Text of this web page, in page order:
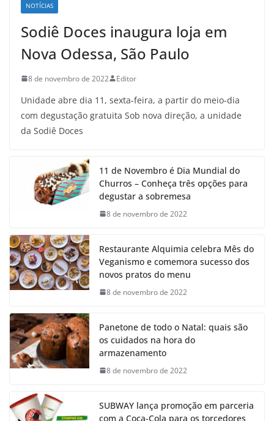
NOTÍCIAS
Sodiê Doces inaugura loja em
Nova Odessa, São Paulo
8 de novembro de 2022 Editor
Unidade abre dia 11, sexta-feira, a partir do meio-dia
com degustação gratuita Sob nova direção, a unidade
da Sodiê Doces
11 de Novembro é Dia Mundial do
Churros – Conheça três opções para
degustar a sobremesa
8 de novembro de 2022
Restaurante Alquimia celebra Mês do
Veganismo e comemora sucesso dos
novos pratos do menu
8 de novembro de 2022
Panetone de todo o Natal: quais são
os cuidados na hora do
armazenamento
8 de novembro de 2022
SUBWAY lança promoção em parceria
com a Coca-Cola para os torcedores